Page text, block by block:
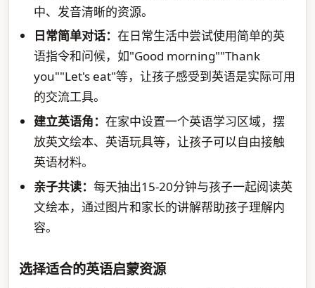
中、发音清晰的资源。
日常简单对话：在日常生活中尝试使用简单的英
语指令和问候，如"Good morning""Thank
you""Let's eat"等，让孩子感受到英语是实际可用
的交流工具。
建立英语角：在家中设置一个英语学习区域，摆
放英文绘本、英语玩具等，让孩子可以自由接触
英语材料。
亲子共读：每天抽出15-20分钟与孩子一起阅读英
文绘本，通过图片和家长的讲解帮助孩子理解内
容。
选择适合的英语启蒙资源